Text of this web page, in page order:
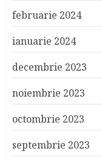
februarie 2024
ianuarie 2024
decembrie 2023
noiembrie 2023
octombrie 2023
septembrie 2023